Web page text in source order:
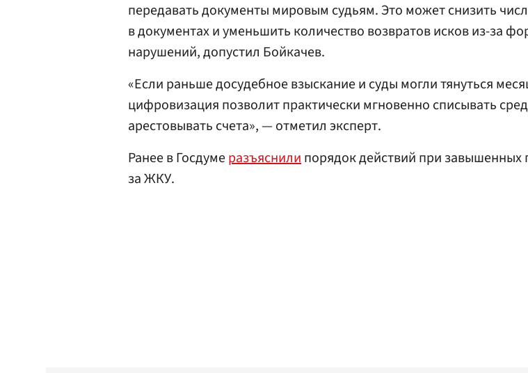
передавать документы мировым судьям. Это может снизить
в документах и уменьшить количество возвратов исков из-за
нарушений, допустил Бойкачев.
«Если раньше досудебное взыскание и суды могли тянуться
цифровизация позволит практически мгновенно списывать
арестовывать счета», — отметил эксперт.
Ранее в Госдумеразъяснилипорядок действий при завышенных
за ЖКУ.